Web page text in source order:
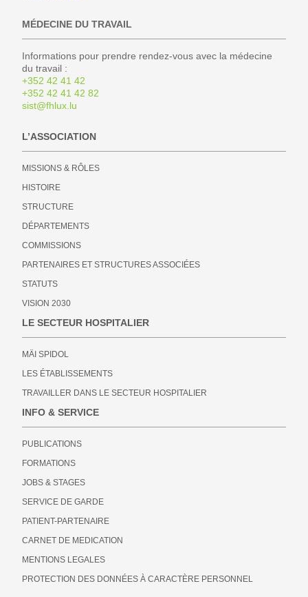
MÉDECINE DU TRAVAIL
Informations pour prendre rendez-vous avec la médecine
du travail :
+352 42 41 42
+352 42 41 42 82
sist@fhlux.lu
L’ASSOCIATION
MISSIONS & RÔLES
HISTOIRE
STRUCTURE
DÉPARTEMENTS
COMMISSIONS
PARTENAIRES ET STRUCTURES ASSOCIÉES
STATUTS
VISION 2030
LE SECTEUR HOSPITALIER
MÄI SPIDOL
LES ÉTABLISSEMENTS
TRAVAILLER DANS LE SECTEUR HOSPITALIER
INFO & SERVICE
PUBLICATIONS
FORMATIONS
JOBS & STAGES
SERVICE DE GARDE
PATIENT-PARTENAIRE
CARNET DE MEDICATION
MENTIONS LEGALES
PROTECTION DES DONNÉES À CARACTÈRE PERSONNEL